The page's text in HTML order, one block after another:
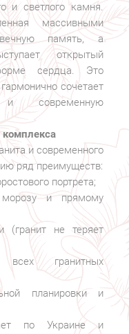
и светлого камня.
массивными
вечную память, а
открытый
сердца. Это
сочетает
и современную
и современного
ряд преимуществ:
портрета;
и прямому
(гранит не теряет
всех гранитных
планировки и
по Украине и